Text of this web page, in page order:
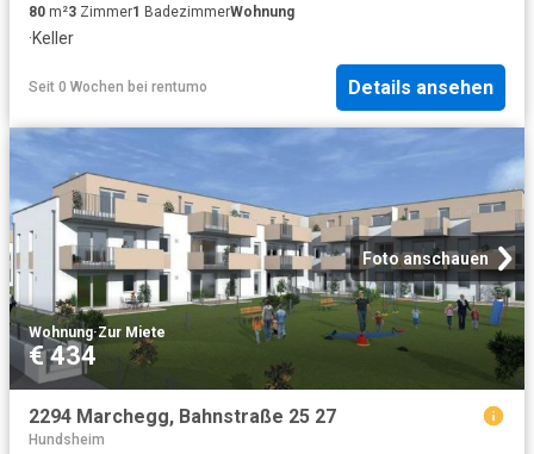
80 m²3 Zimmer1 BadezimmerWohnung
·Keller
Seit 0 Wochen bei rentumo Details ansehen
Foto anschauen
Wohnung·Zur Miete
€ 434
2294 Marchegg, Bahnstraße 25 27
Hundsheim